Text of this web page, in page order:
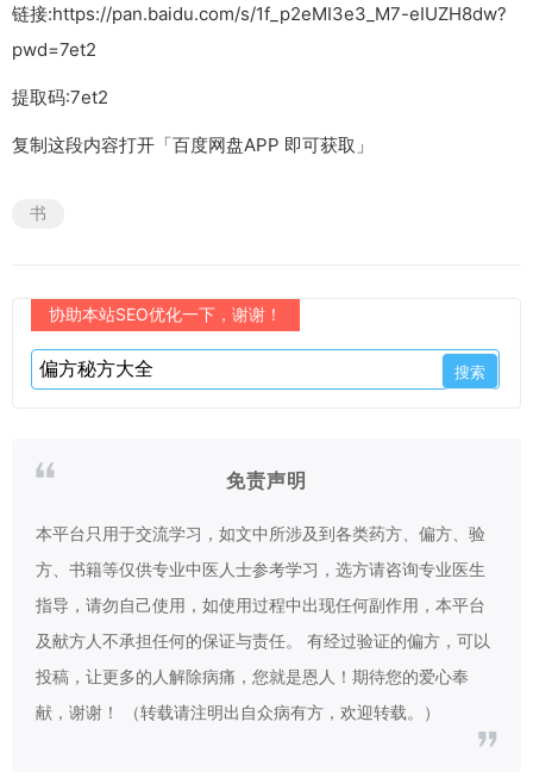
链接:https://pan.baidu.com/s/1f_p2eMI3e3_M7-eIUZH8dw?
pwd=7et2
提取码:7et2
复制这段内容打开「百度网盘APP 即可获取」
书
协助本站SEO优化一下，谢谢！
免责声明
本平台只用于交流学习，如文中所涉及到各类药方、偏方、验
方、书籍等仅供专业中医人士参考学习，选方请咨询专业医生
指导，请勿自己使用，如使用过程中出现任何副作用，本平台
及献方人不承担任何的保证与责任。 有经过验证的偏方，可以
投稿，让更多的人解除病痛，您就是恩人！期待您的爱心奉
献，谢谢！ （转载请注明出自众病有方，欢迎转载。）